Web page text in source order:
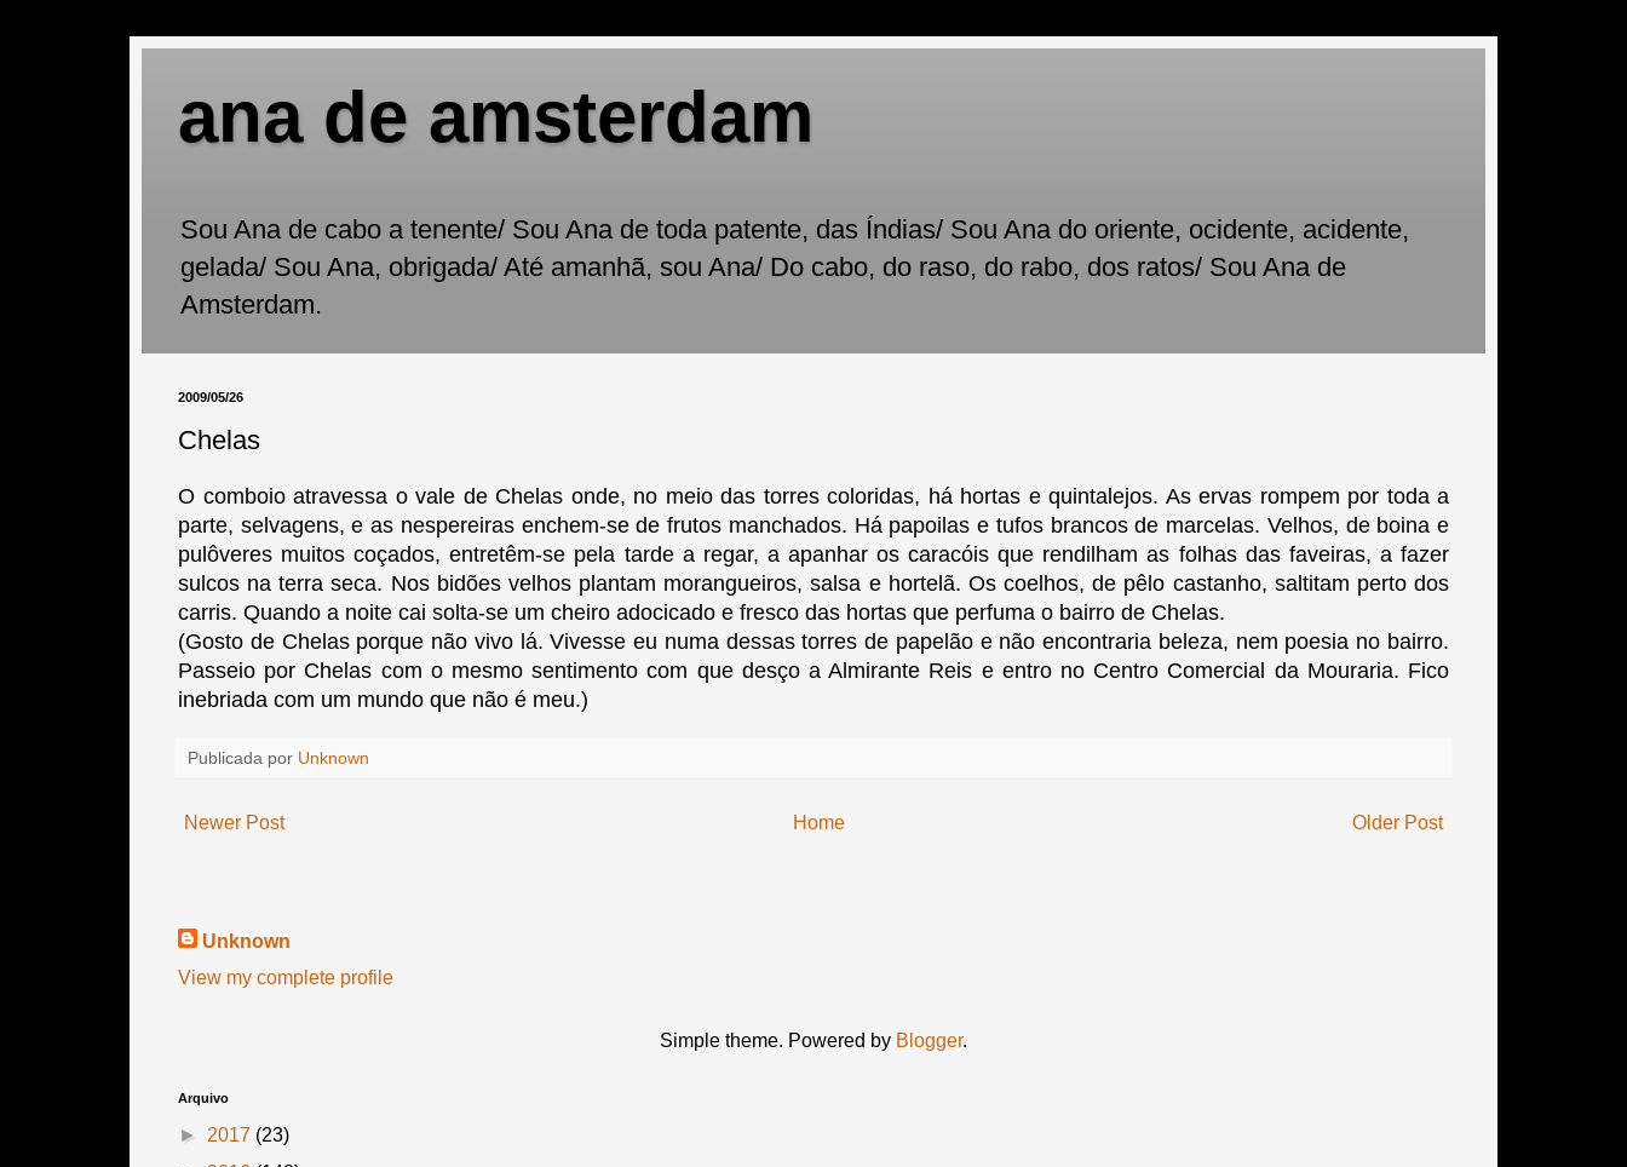
ana de amsterdam
Sou Ana de cabo a tenente/ Sou Ana de toda patente, das Índias/ Sou Ana do oriente, ocidente, acidente,
gelada/ Sou Ana, obrigada/ Até amanhã, sou Ana/ Do cabo, do raso, do rabo, dos ratos/ Sou Ana de
Amsterdam.
2009/05/26
Chelas
O comboio atravessa o vale de Chelas onde, no meio das torres coloridas, há hortas e quintalejos. As ervas rompem por toda a
parte, selvagens, e as nespereiras enchem-se de frutos manchados. Há papoilas e tufos brancos de marcelas. Velhos, de boina e
pulôveres muitos coçados, entretêm-se pela tarde a regar, a apanhar os caracóis que rendilham as folhas das faveiras, a fazer
sulcos na terra seca. Nos bidões velhos plantam morangueiros, salsa e hortelã. Os coelhos, de pêlo castanho, saltitam perto dos
carris. Quando a noite cai solta-se um cheiro adocicado e fresco das hortas que perfuma o bairro de Chelas.
(Gosto de Chelas porque não vivo lá. Vivesse eu numa dessas torres de papelão e não encontraria beleza, nem poesia no bairro.
Passeio por Chelas com o mesmo sentimento com que desço a Almirante Reis e entro no Centro Comercial da Mouraria. Fico
inebriada com um mundo que não é meu.)
Publicada por Unknown
Newer Post Older Post
Home
Unknown
View my complete profile
Simple theme. Powered by Blogger.
Arquivo
► 2017 (23)